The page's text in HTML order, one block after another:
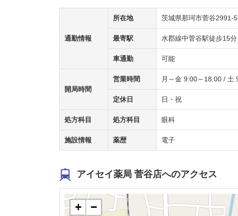
通勤情報
所在地 茨城県那珂市菅谷2991-5
最寄駅 水郡線中菅谷駅徒歩15分
車通勤 可能
開局時間
営業時間 月～金 9:00～18:00 / 土
定休日 日・祝
処方科目 処方科目 眼科
施設情報 薬歴 電子
アイセイ薬局 菅谷店へのアクセス
+ −